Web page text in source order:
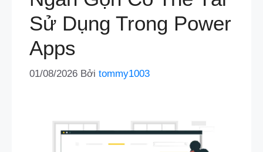
Sử Dụng Trong Power
Apps
01/08/2026 Bởi tommy1003